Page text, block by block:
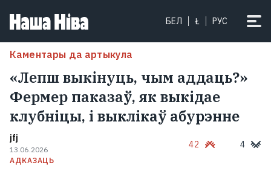
БЕЛ Ł РУС
Каментары да артыкула
«Лепш выкінуць, чым аддаць?»
Фермер паказаў, як выкідае
клубніцы, і выклікаў абурэнне
jfj
13.06.2026
АДКАЗАЦЬ
42 4